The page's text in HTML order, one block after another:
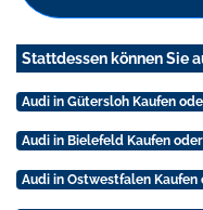
Stattdessen können Sie
Audi in Gütersloh Kaufen
Audi in Bielefeld Kaufen
Audi in Ostwestfalen Kaufen